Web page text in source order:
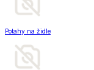
Potahy na židle